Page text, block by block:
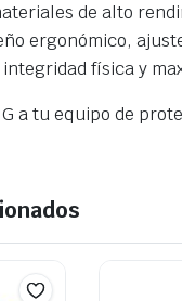
de alto
ergonómico,
física y
a tu equipo de